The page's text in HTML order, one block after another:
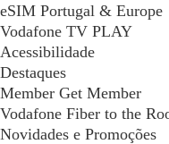
eSIM Portugal & Europe
Vodafone TV PLAY
Acessibilidade
Destaques
Member Get Member
Vodafone Fiber to the
Novidades e Promoções